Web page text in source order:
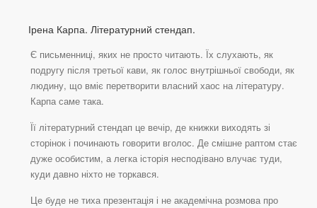
Ірена Карпа. Літературний стендап.
Є письменниці, яких не просто читають. Їх слухають, як
подругу після третьої кави, як голос внутрішньої свободи, як
людину, що вміє перетворити власний хаос на літературу.
Карпа саме така.
Її літературний стендап це вечір, де книжки виходять зі
сторінок і починають говорити вголос. Де смішне раптом стає
дуже особистим, а легка історія несподівано влучає туди,
куди давно ніхто не торкався.
Це буде не тиха презентація і не академічна розмова про